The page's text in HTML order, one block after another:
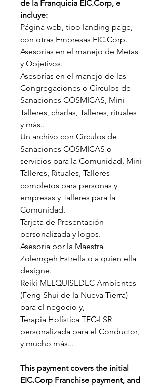
de la Franquicia EIC.Corp, e
incluye:
Página web, tipo landing page,
con otras Empresas EIC.Corp.
Asesorías en el manejo de Metas
y Objetivos.
Asesorías en el manejo de las
Congregaciones o Círculos de
Sanaciones CÓSMICAS, Mini
Talleres, charlas, Talleres, rituales
y más..
Un archivo con Círculos de
Sanaciones CÓSMICAS o
servicios para la Comunidad, Mini
Talleres, Rituales, Talleres
completos para personas y
empresas y Talleres para la
Comunidad.
Tarjeta de Presentación
personalizada y logos.
Asesoria por la Maestra
Zolemgeh Estrella o a quien ella
designe.
Reiki MELQUISEDEC Ambientes
(Feng Shui de la Nueva Tierra)
para el negocio y,
Terapia Holística TEC-LSR
personalizada para el Conductor,
y mucho más...
This payment covers the initial
EIC.Corp Franchise payment, and